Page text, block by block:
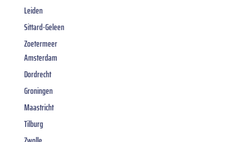
Leiden
Sittard-Geleen
Zoetermeer
Amsterdam
Dordrecht
Groningen
Maastricht
Tilburg